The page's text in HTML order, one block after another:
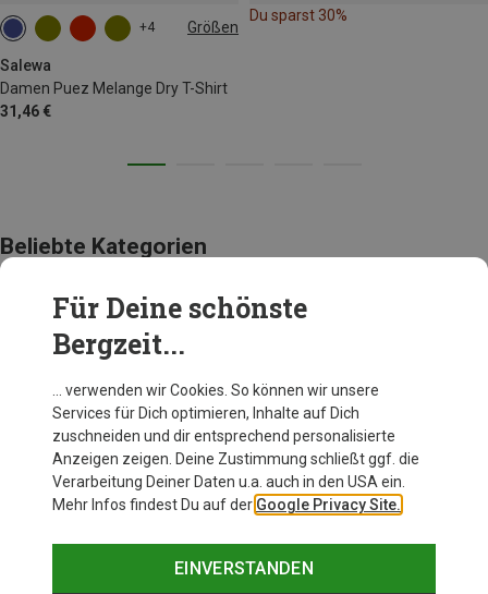
+4 Größen
Salewa
Damen Puez Melange Dry T-Shirt
31,46 €
M L XL XXL
Du sparst 30%
Beliebte Kategorien
BEKLEIDUNG
Für Deine schönste
Bergzeit...
… verwenden wir Cookies. So können wir unsere
Services für Dich optimieren, Inhalte auf Dich
zuschneiden und dir entsprechend personalisierte
Anzeigen zeigen. Deine Zustimmung schließt ggf. die
Verarbeitung Deiner Daten u.a. auch in den USA ein.
Mehr Infos findest Du auf der Google Privacy Site.
EINVERSTANDEN